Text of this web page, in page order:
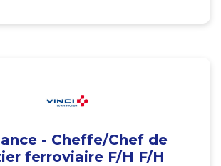
- Cheffe/Chef de
ferroviaire F/H F/H